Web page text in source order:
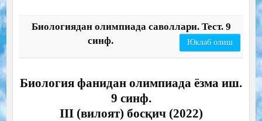
Биологиядан олимпиада саволлари. Тест. 9
синф.
Юклаб олиш
Биология фанидан олимпиада ёзма иш.
9 синф.
III (вилоят) босқич (2022)